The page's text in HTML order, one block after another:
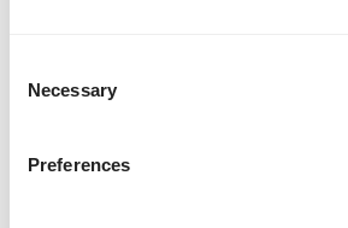
Selection
Necessary
Preferences